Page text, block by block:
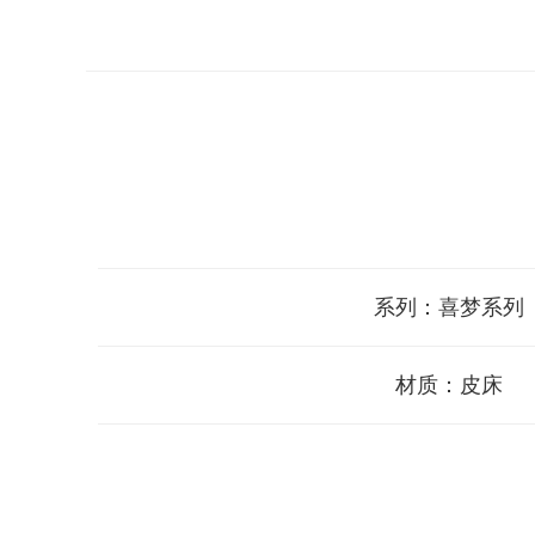
系列：喜梦系列
材质：皮床